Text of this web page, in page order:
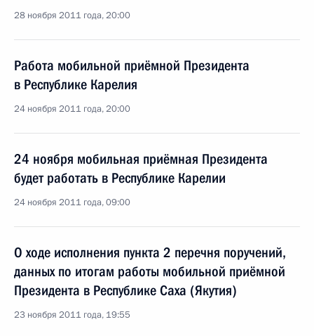
28 ноября 2011 года, 20:00
Работа мобильной приёмной Президента
в Республике Карелия
24 ноября 2011 года, 20:00
24 ноября мобильная приёмная Президента
будет работать в Республике Карелии
24 ноября 2011 года, 09:00
О ходе исполнения пункта 2 перечня поручений,
данных по итогам работы мобильной приёмной
Президента в Республике Саха (Якутия)
23 ноября 2011 года, 19:55